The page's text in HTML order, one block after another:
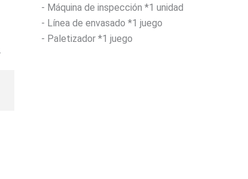
- Máquina de inspección *1 unidad
- Línea de envasado *1 juego
- Paletizador *1 juego